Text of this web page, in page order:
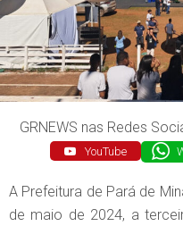
GRNEWS nas Redes
YouTube
A Prefeitura de Pará de
de maio de 2024, a